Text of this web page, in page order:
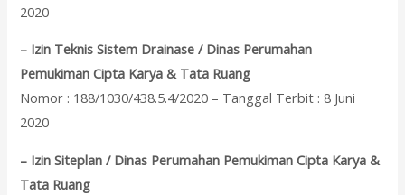
2020
– Izin Teknis Sistem Drainase / Dinas Perumahan
Pemukiman Cipta Karya & Tata Ruang
Nomor : 188/1030/438.5.4/2020 – Tanggal Terbit : 8 Juni
2020
– Izin Siteplan / Dinas Perumahan Pemukiman Cipta Karya &
Tata Ruang